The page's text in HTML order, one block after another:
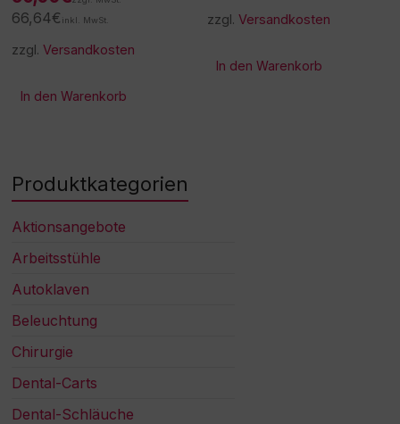
66,64€ inkl. MwSt.
zzgl.Versandkosten
In den Warenkorb
zzgl.Versandkosten
In den Warenkorb
Produktkategorien
Aktionsangebote
Arbeitsstühle
Autoklaven
Beleuchtung
Chirurgie
Dental-Carts
Dental-Schläuche